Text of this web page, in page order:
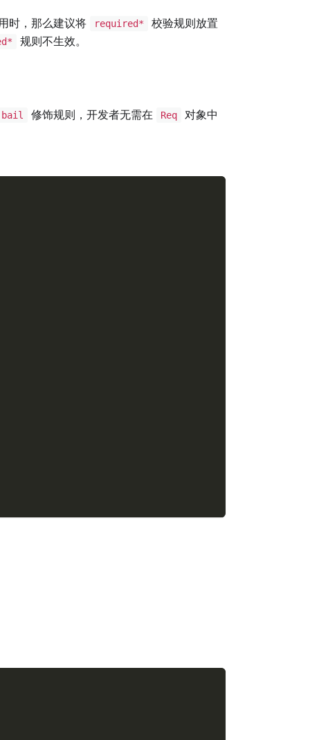
时，那么建议将 required*
校验规则放置
规则不生效。
bail 修饰规则，开发者无需在 Req
对象中